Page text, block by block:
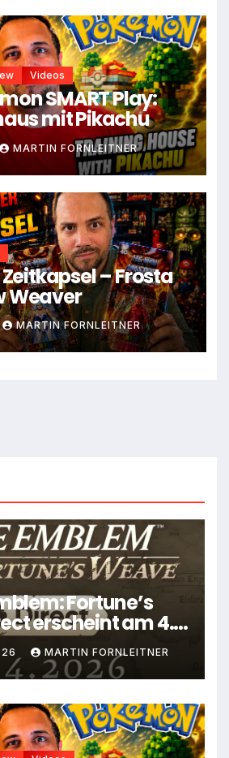
Videos
SMART Play:
mit Pikachu
MARTIN FORNLEITNER
– Frosta
Weaver
MARTIN FORNLEITNER
Fortune’s
erscheint am 4.
MARTIN FORNLEITNER